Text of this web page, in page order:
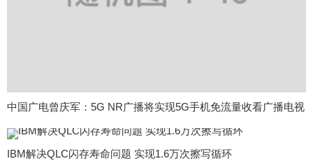
中国广电曾庆军：5G NR广播将实现5G手机免流量收看广播电视
IBM解决QLC闪存寿命问题 实现1.6万次擦写循环